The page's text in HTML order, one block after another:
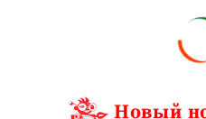
Новый